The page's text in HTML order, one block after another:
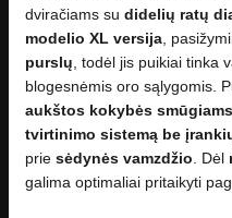
dviračiams su didelių ratų
modelio XL versija ,
purslų , todėl jis puikiai tinka
blogesnėmis oro sąlygomis.
aukštos kokybės
tvirtinimo sistemą be
prie sėdynės vamzdžio . Dėl
galima optimaliai pritaikyti